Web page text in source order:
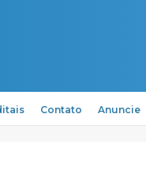
Contato Anuncie